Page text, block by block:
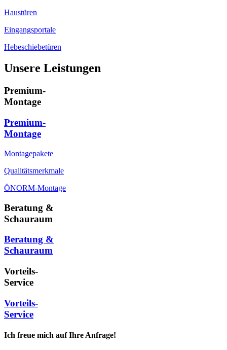
Haustüren
Eingangsportale
Hebeschiebetüren
Unsere Leistungen
Premium-
Montage
Premium-
Montage
Montagepakete
Qualitätsmerkmale
ÖNORM-Montage
Beratung &
Schauraum
Beratung &
Schauraum
Vorteils-
Service
Vorteils-
Service
Ich freue mich auf Ihre Anfrage!